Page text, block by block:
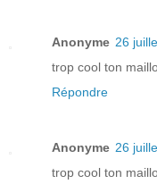
Anonyme 26
trop cool ton
Répondre
Anonyme 26
trop cool ton